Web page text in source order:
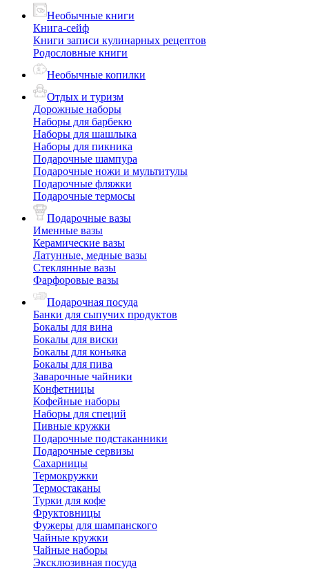
Необычные книги
Книга-сейф
Книги записи кулинарных рецептов
Родословные книги
Необычные копилки
Отдых и туризм
Дорожные наборы
Наборы для барбекю
Наборы для шашлыка
Наборы для пикника
Подарочные шампура
Подарочные ножи и мультитулы
Подарочные фляжки
Подарочные термосы
Подарочные вазы
Именные вазы
Керамические вазы
Латунные, медные вазы
Стеклянные вазы
Фарфоровые вазы
Подарочная посуда
Банки для сыпучих продуктов
Бокалы для вина
Бокалы для виски
Бокалы для коньяка
Бокалы для пива
Заварочные чайники
Конфетницы
Кофейные наборы
Наборы для специй
Пивные кружки
Подарочные подстаканники
Подарочные сервизы
Сахарницы
Термокружки
Термостаканы
Турки для кофе
Фруктовницы
Фужеры для шампанского
Чайные кружки
Чайные наборы
Эксклюзивная посуда